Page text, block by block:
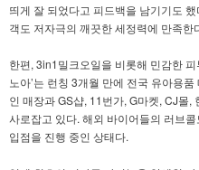
띄게 잘 되었다고 피드백을 남기기도
객도 저자극의 깨끗한 세정력에 만족한
한편, 3in1밀크오일을 비롯해 민감한
노아’는 런칭 3개월 만에 전국 유아용
인 매장과 GS샵, 11번가, G마켓, CJ몰
사로잡고 있다. 해외 바이어들의 러브
입점을 진행 중인 상태다.